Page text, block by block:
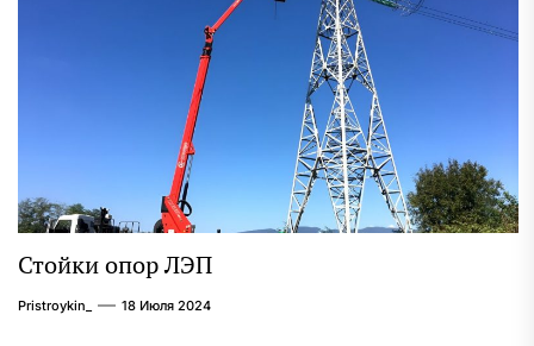
Стойки опор ЛЭП
Pristroykin_ 18 Июля 2024